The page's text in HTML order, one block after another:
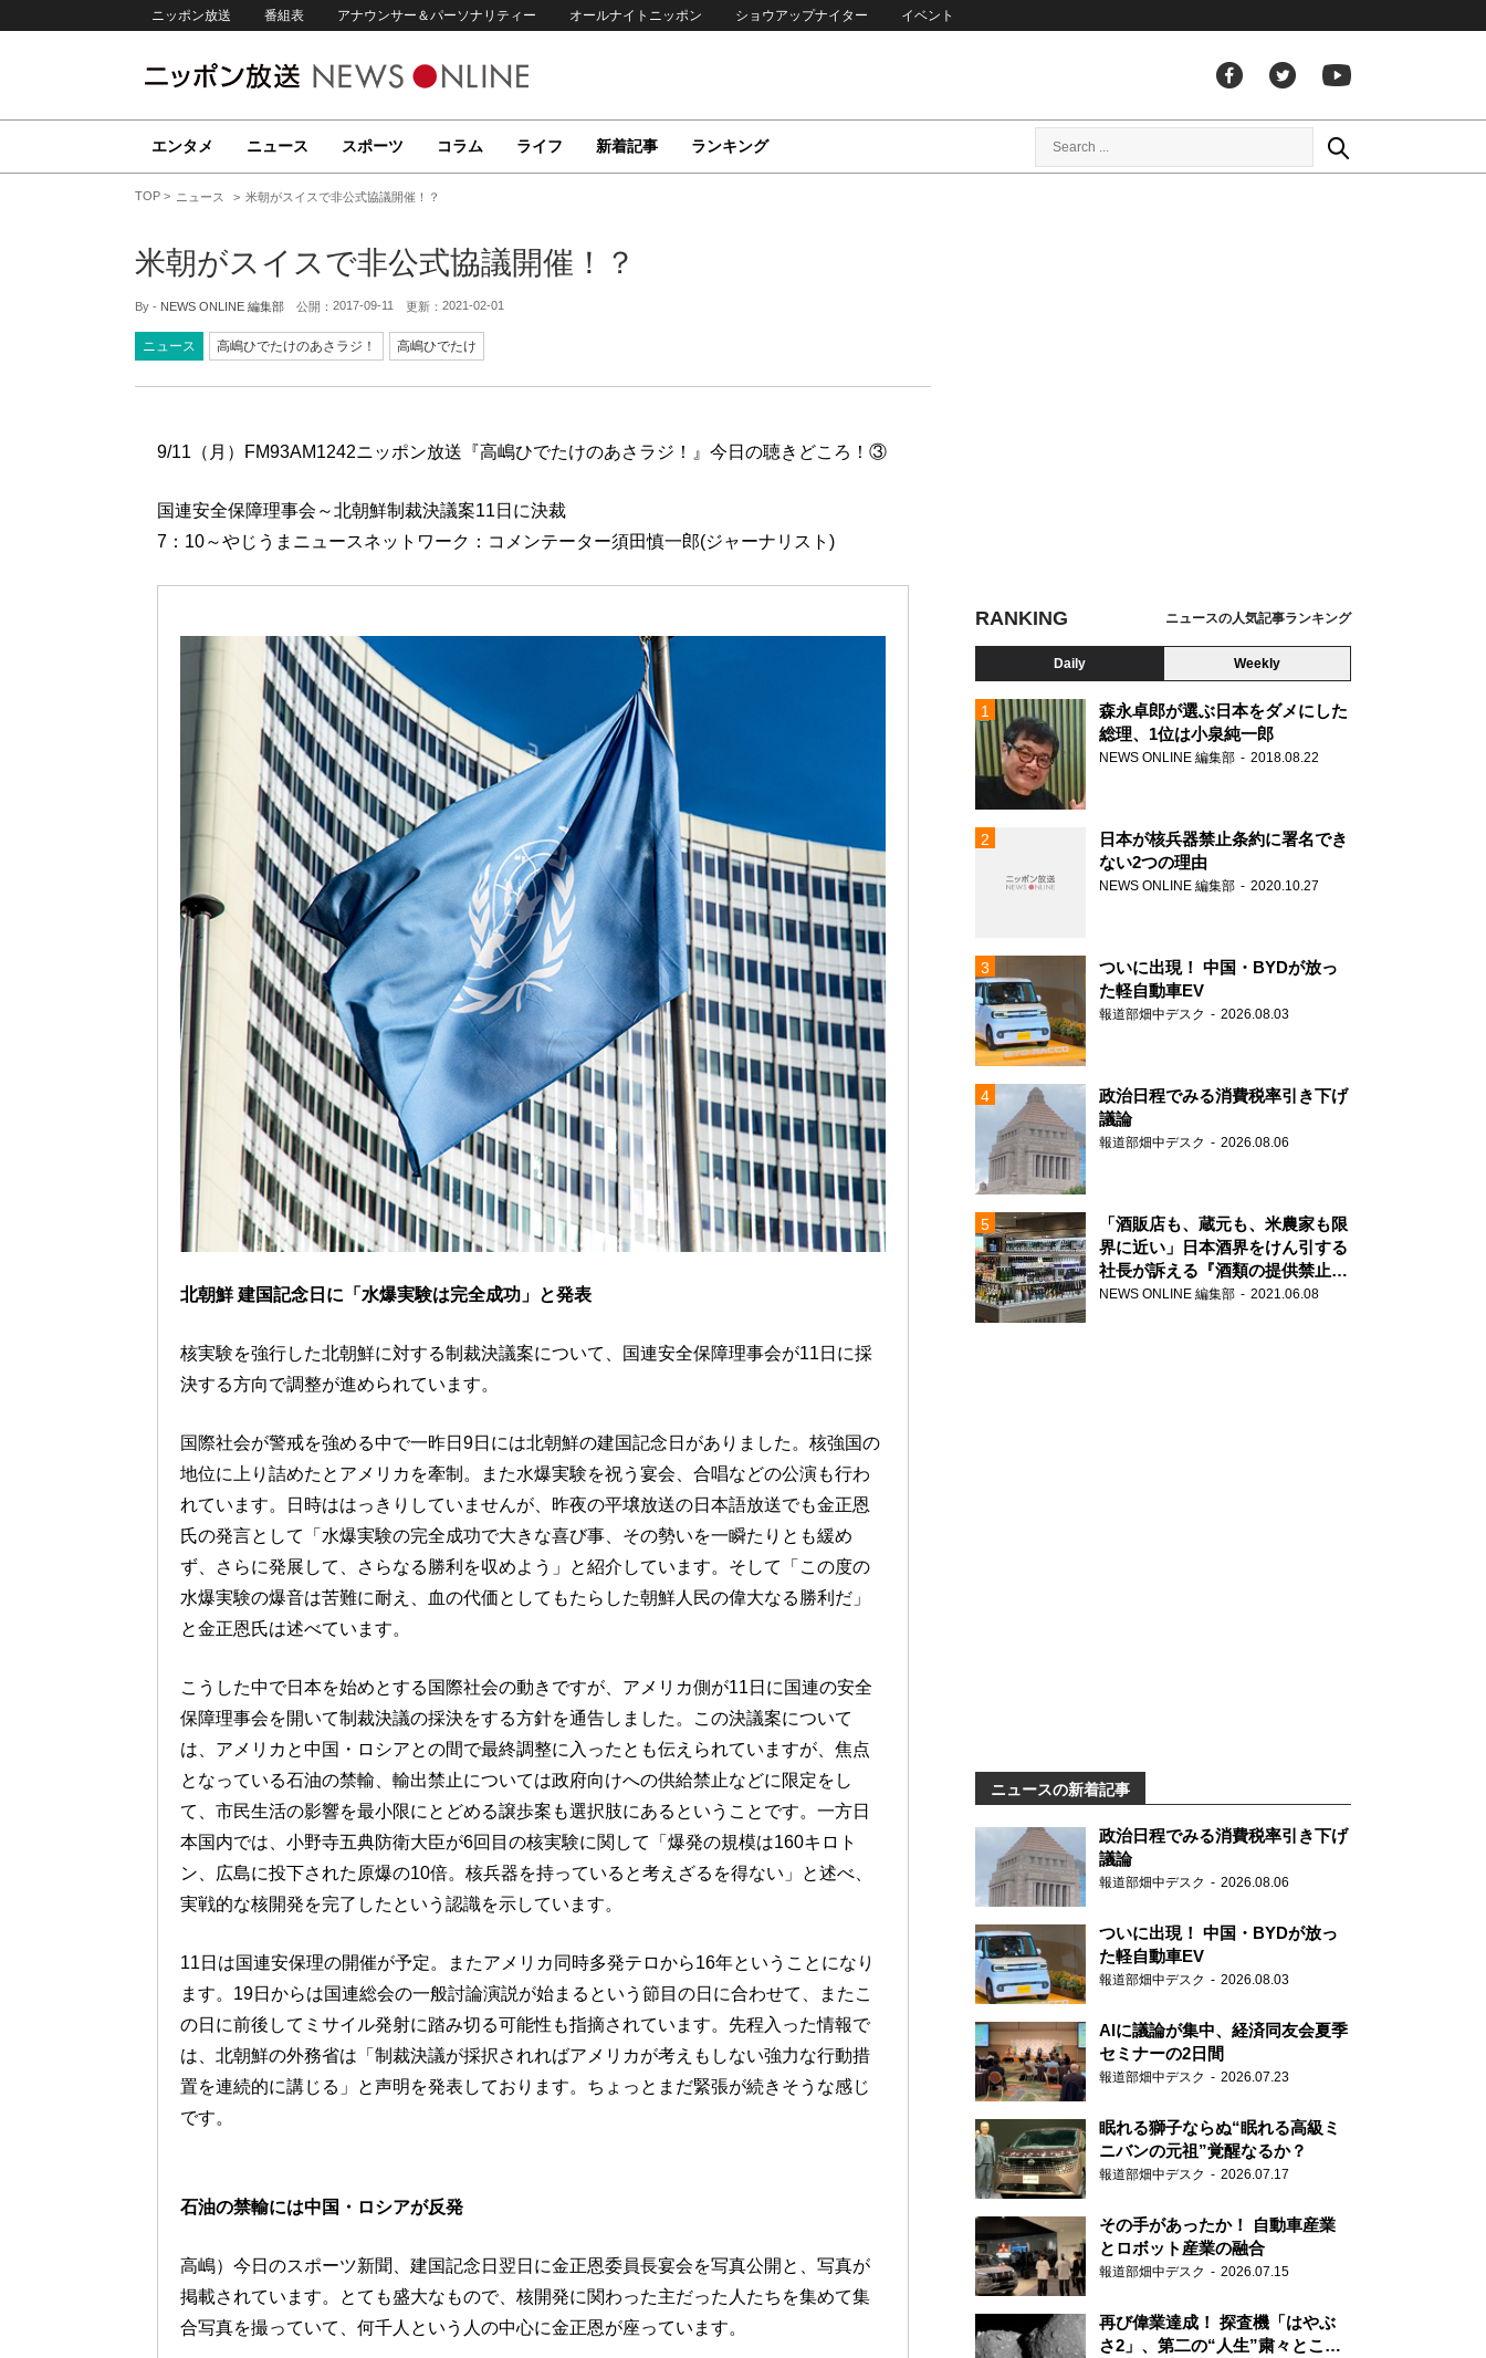
ニッポン放送 番組表 アナウンサー＆パーソナリティー オールナイトニッポン ショウアップナイター イベント
エンタメ ニュース スポーツ コラム ライフ 新着記事 ランキング
TOP ニュース 米朝がスイスで非公式協議開催！？
米朝がスイスで非公式協議開催！？
By - NEWS ONLINE 編集部 公開： 2017-09-11 更新： 2021-02-01
ニュース 高嶋ひでたけのあさラジ！ 高嶋ひでたけ
9/11（月）FM93AM1242ニッポン放送『高嶋ひでたけのあさラジ！』今日の聴きどころ！③
国連安全保障理事会～北朝鮮制裁決議案11日に決裁
7：10～やじうまニュースネットワーク：コメンテーター須田慎一郎(ジャーナリスト)
北朝鮮 建国記念日に「水爆実験は完全成功」と発表
核実験を強行した北朝鮮に対する制裁決議案について、国連安全保障理事会が11日に採
決する方向で調整が進められています。
国際社会が警戒を強める中で一昨日9日には北朝鮮の建国記念日がありました。核強国の
地位に上り詰めたとアメリカを牽制。また水爆実験を祝う宴会、合唱などの公演も行わ
れています。日時ははっきりしていませんが、昨夜の平壌放送の日本語放送でも金正恩
氏の発言として「水爆実験の完全成功で大きな喜び事、その勢いを一瞬たりとも緩め
ず、さらに発展して、さらなる勝利を収めよう」と紹介しています。そして「この度の
水爆実験の爆音は苦難に耐え、血の代価としてもたらした朝鮮人民の偉大なる勝利だ」
と金正恩氏は述べています。
こうした中で日本を始めとする国際社会の動きですが、アメリカ側が11日に国連の安全
保障理事会を開いて制裁決議の採決をする方針を通告しました。この決議案について
は、アメリカと中国・ロシアとの間で最終調整に入ったとも伝えられていますが、焦点
となっている石油の禁輸、輸出禁止については政府向けへの供給禁止などに限定をし
て、市民生活の影響を最小限にとどめる譲歩案も選択肢にあるということです。一方日
本国内では、小野寺五典防衛大臣が6回目の核実験に関して「爆発の規模は160キロト
ン、広島に投下された原爆の10倍。核兵器を持っていると考えざるを得ない」と述べ、
実戦的な核開発を完了したという認識を示しています。
11日は国連安保理の開催が予定。またアメリカ同時多発テロから16年ということになり
ます。19日からは国連総会の一般討論演説が始まるという節目の日に合わせて、またこ
の日に前後してミサイル発射に踏み切る可能性も指摘されています。先程入った情報で
は、北朝鮮の外務省は「制裁決議が採択されればアメリカが考えもしない強力な行動措
置を連続的に講じる」と声明を発表しております。ちょっとまだ緊張が続きそうな感じ
です。
石油の禁輸には中国・ロシアが反発
高嶋）今日のスポーツ新聞、建国記念日翌日に金正恩委員長宴会を写真公開と、写真が
掲載されています。とても盛大なもので、核開発に関わった主だった人たちを集めて集
合写真を撮っていて、何千人という人の中心に金正恩が座っています。
RANKING ニュースの人気記事ランキング
Daily Weekly
森永卓郎が選ぶ日本をダメにした
総理、1位は小泉純一郎
NEWS ONLINE 編集部 2018.08.22
日本が核兵器禁止条約に署名でき
ない2つの理由
NEWS ONLINE 編集部 2020.10.27
ついに出現！ 中国・BYDが放っ
た軽自動車EV
報道部畑中デスク 2026.08.03
政治日程でみる消費税率引き下げ
議論
報道部畑中デスク 2026.08.06
「酒販店も、蔵元も、米農家も限
界に近い」日本酒界をけん引する
社長が訴える『酒類の提供禁止』
策の大打撃
NEWS ONLINE 編集部 2021.06.08
ニュースの新着記事
政治日程でみる消費税率引き下げ
議論
報道部畑中デスク 2026.08.06
ついに出現！ 中国・BYDが放っ
た軽自動車EV
報道部畑中デスク 2026.08.03
AIに議論が集中、経済同友会夏季
セミナーの2日間
報道部畑中デスク 2026.07.23
眠れる獅子ならぬ“眠れる高級ミ
ニバンの元祖”覚醒なるか？
報道部畑中デスク 2026.07.17
その手があったか！ 自動車産業
とロボット産業の融合
報道部畑中デスク 2026.07.15
再び偉業達成！ 探査機「はやぶ
さ2」、第二の“人生”粛々とこな